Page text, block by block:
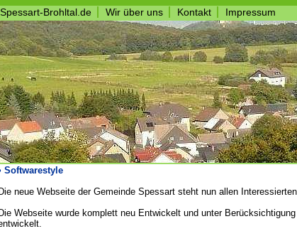
Brohltal.de Wir über uns Kontakt Impressum
Softwarestyle
Die neue Webseite der Gemeinde Spessart steht nun allen
Die Webseite wurde komplett neu Entwickelt und unter